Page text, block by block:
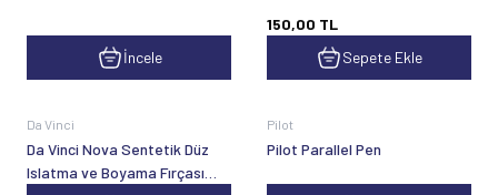
İncele
150,00 TL
Sepete Ekle
Da Vinci
Da Vinci Nova Sentetik Düz
Islatma ve Boyama Fırçası
Pilot
Pilot Parallel Pen